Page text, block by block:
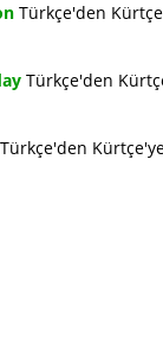
Türkçe'den
Türkçe'den
Türkçe'den